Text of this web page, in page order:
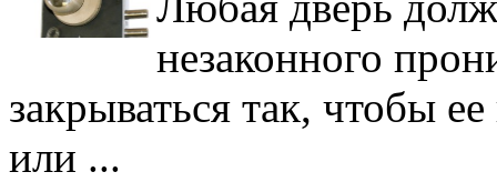
незаконного
закрываться так, чтобы
или ...